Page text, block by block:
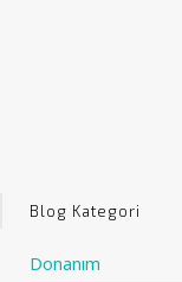
Blog Kategori
Donanım